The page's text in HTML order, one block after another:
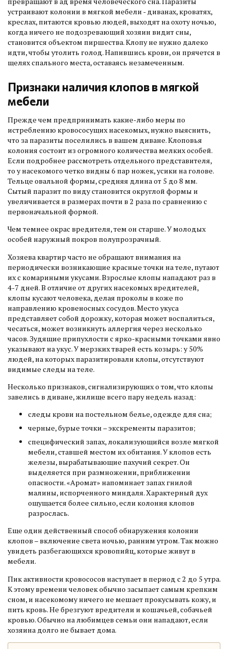
устраивают колонии в мягкой мебели - диванах, кроватях,
креслах, питаются кровью людей, выходят на охоту ночью,
когда ничего не подозревающий хозяин видит сны,
становится объектом пиршества. Клопу не нужно далеко
идти, чтобы утолить голод. Напившись крови, он прячется в
щелях спального места, оставаясь незамеченным.
Признаки наличия клопов в мягкой
мебели
Прежде чем предпринимать какие-либо меры по
истреблению кровососущих насекомых, нужно выяснить,
что за паразиты поселились в вашем диване. Клоповья
колония состоит из огромного количества мелких особей.
Если подробнее рассмотреть отдельного представителя,
то у насекомого четко видны 6 пар ножек, усики на голове.
Тельце овальной формы, средняя длина от 5 до 8 мм.
Сытый паразит по виду становится округлой формы и
увеличивается в размерах почти в 2 раза по сравнению с
первоначальной формой.
Чем темнее окрас вредителя, тем он старше. У молодых
особей наружный покров полупрозрачный.
Хозяева квартир часто не обращают внимания на
периодически возникающие красные точки на теле, путают
их с комариными укусами. Взрослые клопы нападают раз в
4-7 дней. В отличие от других насекомых вредителей,
клопы кусают человека, делая проколы в коже по
направлению кровеносных сосудов. Место укуса
представляет собой дорожку, которая может воспалиться,
чесаться, может возникнуть аллергия через несколько
часов. Зудящие припухлости с ярко-красными точками явно
указывают на укус. У мерзких тварей есть козырь: у 50%
людей, на которых паразитировали клопы, отсутствуют
видимые следы на теле.
Несколько признаков, сигнализирующих о том, что клопы
завелись в диване, жилище всего пару недель назад:
следы крови на постельном белье, одежде для сна;
черные, бурые точки – экскременты паразитов;
специфический запах, локализующийся возле мягкой
мебели, ставшей местом их обитания. У клопов есть
железы, вырабатывающие пахучий секрет. Он
выделяется при размножении, приближении
опасности. «Аромат» напоминает запах гнилой
малины, испорченного миндаля. Характерный дух
ощущается более сильно, если колония клопов
разрослась.
Еще один действенный способ обнаружения колонии
клопов – включение света ночью, ранним утром. Так можно
увидеть разбегающихся кровопийц, которые живут в
мебели.
Пик активности кровососов наступает в период с 2 до 5 утра.
К этому времени человек обычно засыпает самым крепким
сном, и насекомому ничего не мешает прокусывать кожу, и
пить кровь. Не брезгуют вредители и кошачьей, собачьей
кровью. Обычно на любимцев семьи они нападают, если
хозяина долго не бывает дома.